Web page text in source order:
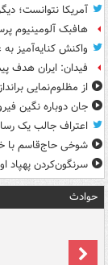
آمریکا نتوانست؛
هافبک آلومینیوم
واکنش کنایه‌آمیز
فیدان: ایران هدف
از مظلوم‌نمایی
جان دوباره نگین
اعتراف جالب یک
شوخی حاج‌قاسم با
سرنگون‌کردن پهپاد
حوادث